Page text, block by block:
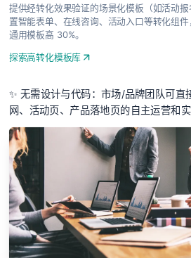
提供经转化效果验证的场景化模板（如活动
置智能表单、在线咨询、活动入口等转化组
通用模板高 30%。
探索高转化模板库
✨ 无需设计与代码：市场/品牌团队可直
网、活动页、产品落地页的自主运营和实